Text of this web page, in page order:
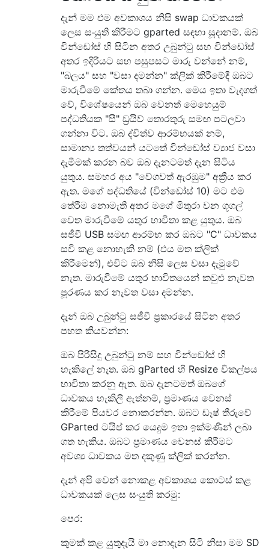
දැන් මම එම අවකාශය නිසි swap ධාවකයක්
ලෙස සංයුති කිරීමට gparted සඳහා සූදානම්. ඔබ
වින්ඩෝස් හි සිටින අතර උබුන්ටු සහ වින්ඩෝස්
අතර ඉදිරියට සහ පසුපසට මාරු වන්නේ නම්,
"බලය" සහ "වසා දමන්න" ක්ලික් කිරීමේදී ඔබට
මාරුවීමේ කේතය තබා ගන්න. මෙය ඉතා වැදගත්
වේ, විශේෂයෙන් ඔබ වෙනත් මෙහෙයුම්
පද්ධතියක "සී" ඩ්‍රයිව් තොරතුරු සමඟ පටලවා
ගන්නා විට. ඔබ ද්විත්ව ආරම්භයක් නම්,
සාමාන්‍ය තත්වයන් යටතේ වින්ඩෝස් ව්‍යාජ වසා
දැමීමක් කරන බව ඔබ දැනටමත් දැන සිටිය
යුතුය. සමහර අය "වේගවත් ඇරඹුම" අක්‍රීය කර
ඇත. මගේ පද්ධතියේ (වින්ඩෝස් 10) මට එම
තේරීම නොමැති අතර මගේ මිතුරා වන ගූගල්
වෙත මාරුවීමේ යතුර භාවිතා කළ යුතුය. ඔබ
සජීවී USB සමඟ ආරම්භ කර ඔබට "C" ධාවකය
සවි කළ නොහැකි නම් (එය මත ක්ලික්
කිරීමෙන්), එවිට ඔබ නිසි ලෙස වසා දැමුවේ
නැත. මාරුවීමේ යතුර භාවිතයෙන් කවුළු නැවත
පූරණය කර නැවත වසා දමන්න.
දැන් ඔබ උබුන්ටු සජීවී ප්‍රකාරයේ සිටින අතර
පහත කියවන්න:
ඔබ පිරිසිදු උබුන්ටු නම් සහ වින්ඩෝස් හි
හැකිලේ නැත. ඔබ gParted හි Resize විකල්පය
භාවිතා කරනු ඇත. ඔබ දැනටමත් ඔබගේ
ධාවකය හැකිලී ඇත්නම්, ප්‍රමාණය වෙනස්
කිරීමේ පියවර නොකරන්න. ඔබට ඩෑෂ් තීරුවේ
GParted ටයිප් කර යෙදුම ඉතා ඉක්මණින් ලබා
ගත හැකිය. ඔබට ප්‍රමාණය වෙනස් කිරීමට
අවශ්‍ය ධාවකය මත දකුණු ක්ලික් කරන්න.
දැන් අපි වෙන් නොකළ අවකාශය කොටස් කළ
ධාවකයක් ලෙස සංයුති කරමු:
පෙර:
කුමක් කළ යුතුදැයි මා නොදැන සිටි නිසා මම SD